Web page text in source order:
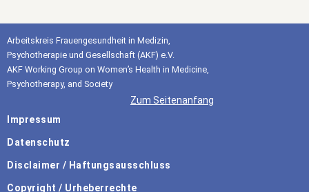
Arbeitskreis Frauengesundheit in Medizin,
Psychotherapie und Gesellschaft (AKF) e.V.
AKF Working Group on Women’s Health in Medicine,
Psychotherapy, and Society
Zum Seitenanfang
Impressum
Datenschutz
Disclaimer / Haftungsausschluss
Copyright / Urheberrechte